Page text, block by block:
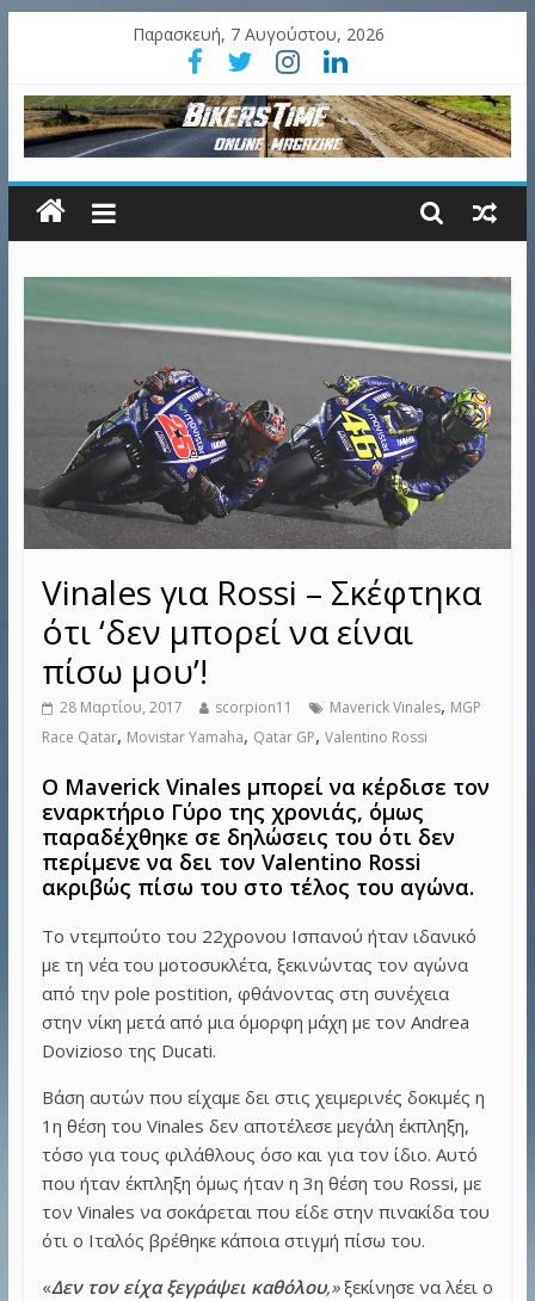
Παρασκευή, 7 Αυγούστου, 2026
Vinales για Rossi – Σκέφτηκα
ότι ‘δεν μπορεί να είναι
πίσω μου’!
28 Μαρτίου, 2017 scorpion11 Maverick Vinales, MGP
Race Qatar, Movistar Yamaha, Qatar GP, Valentino Rossi
Ο Maverick Vinales μπορεί να κέρδισε τον
εναρκτήριο Γύρο της χρονιάς, όμως
παραδέχθηκε σε δηλώσεις του ότι δεν
περίμενε να δει τον Valentino Rossi
ακριβώς πίσω του στο τέλος του αγώνα.
Το ντεμπούτο του 22χρονου Ισπανού ήταν ιδανικό
με τη νέα του μοτοσυκλέτα, ξεκινώντας τον αγώνα
από την pole postition, φθάνοντας στη συνέχεια
στην νίκη μετά από μια όμορφη μάχη με τον Andrea
Dovizioso της Ducati.
Βάση αυτών που είχαμε δει στις χειμερινές δοκιμές η
1η θέση του Vinales δεν αποτέλεσε μεγάλη έκπληξη,
τόσο για τους φιλάθλους όσο και για τον ίδιο. Αυτό
που ήταν έκπληξη όμως ήταν η 3η θέση του Rossi, με
τον Vinales να σοκάρεται που είδε στην πινακίδα του
ότι ο Ιταλός βρέθηκε κάποια στιγμή πίσω του.
«Δεν τον είχα ξεγράψει καθόλου,»ξεκίνησε να λέει ο